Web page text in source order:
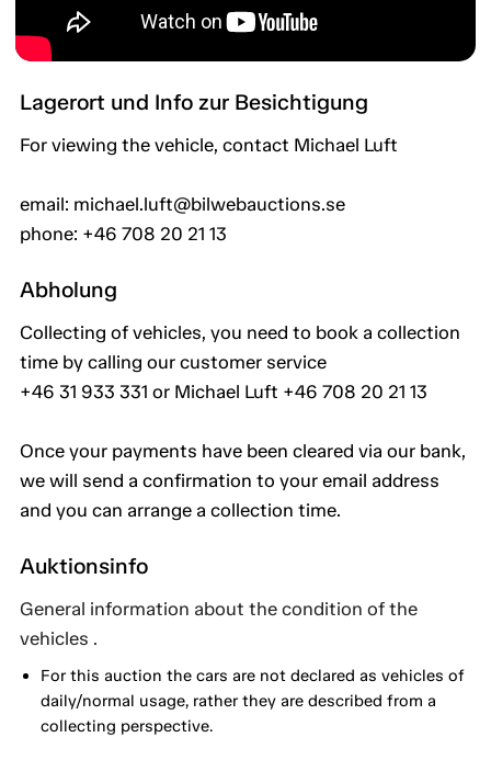
Lagerort und Info zur Besichtigung
For viewing the vehicle, contact Michael Luft
email: michael.luft@bilwebauctions.se
phone: +46 708 20 21 13
Abholung
Collecting of vehicles, you need to book a collection
time by calling our customer service
+46 31 933 331 or Michael Luft +46 708 20 21 13
Once your payments have been cleared via our bank,
we will send a confirmation to your email address
and you can arrange a collection time.
Auktionsinfo
General information about the condition of the
vehicles .
For this auction the cars are not declared as vehicles of
daily/normal usage, rather they are described from a
collecting perspective.